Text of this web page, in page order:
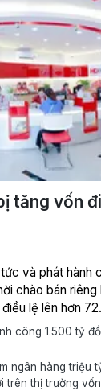
tăng vốn
và phát hành
chào bán
lệ lên hơn
công 1.500 tỷ
ngân hàng triệu
trên thị trường